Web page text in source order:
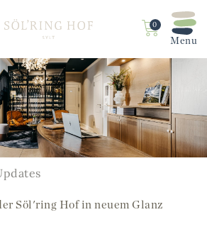
0
Söl'ring Hof in neuem Glanz